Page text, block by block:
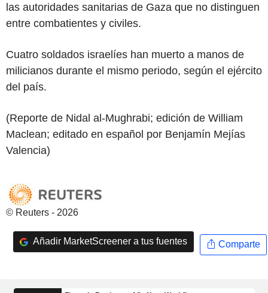
las autoridades sanitarias de Gaza que no distinguen
entre combatientes y civiles.
Cuatro soldados israelíes han muerto a manos de
milicianos durante el mismo periodo, según el ejército
del país.
(Reporte de Nidal al-Mughrabi; edición de William
Maclean; editado en español por Benjamín Mejías
Valencia)
© Reuters - 2026
Añadir MarketScreener a tus fuentes Comparte